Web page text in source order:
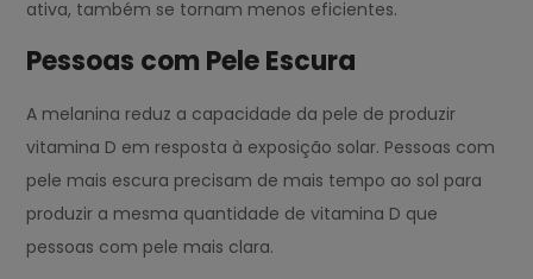
ativa, também se tornam menos eficientes.
Pessoas com Pele Escura
A melanina reduz a capacidade da pele de produzir
vitamina D em resposta à exposição solar. Pessoas com
pele mais escura precisam de mais tempo ao sol para
produzir a mesma quantidade de vitamina D que
pessoas com pele mais clara.